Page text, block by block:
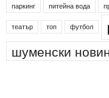
паркинг питейна вода
театър топ футбол
шуменски